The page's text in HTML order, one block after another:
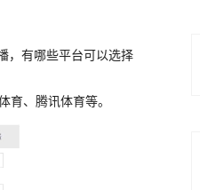
，有哪些平台可以选择
育、腾讯体育等。